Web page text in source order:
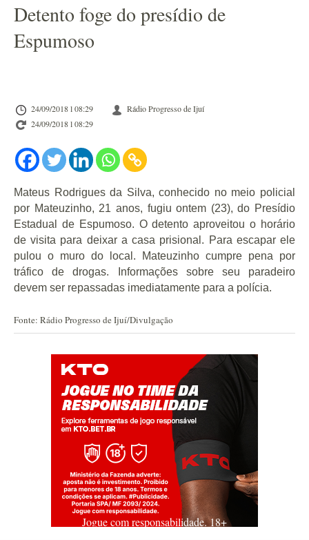
Detento foge do presídio de
Espumoso
24/09/2018 l 08:29
Rádio Progresso de Ijuí
24/09/2018 l 08:29
Mateus Rodrigues da Silva, conhecido no meio policial
por Mateuzinho, 21 anos, fugiu ontem (23), do Presídio
Estadual de Espumoso. O detento aproveitou o horário
de visita para deixar a casa prisional. Para escapar ele
pulou o muro do local. Mateuzinho cumpre pena por
tráfico de drogas. Informações sobre seu paradeiro
devem ser repassadas imediatamente para a polícia.
Fonte: Rádio Progresso de Ijuí/Divulgação
Jogue com responsabilidade. 18+